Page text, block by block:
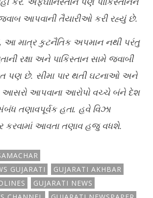
આપવાની તૈયારીઓ કરી રહ્યું છે.
આ માત્ર કુટનૈતિક અપમાન નથી પરંતુ
રક્ષા અને પાકિસ્તાન સામે જવાબી
પણ છે. સીમા પાર થતી ઘટનાઓ અને
આપવાના આરોપો વચ્ચે બંને દેશ
તણાવપૂર્વક હતા. હવે વિઝા
કરવામાં આવતા તણાવ હજુ વધશે.
GUJARATI
GUJARATI AKHBAR
GUJARATI NEWS